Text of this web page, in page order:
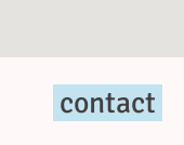
contact